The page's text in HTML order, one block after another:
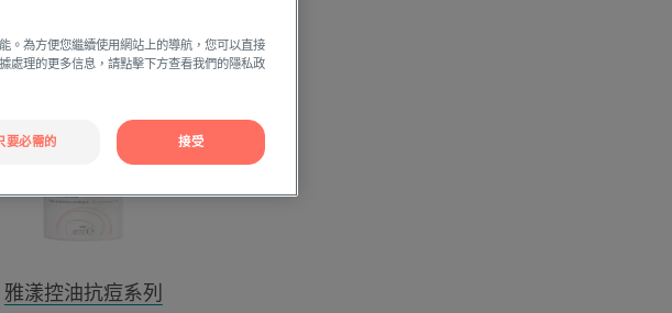
漾
控
華
雅漾控油抗痘系列
。為方便您繼續使用網站上的導航，您可以直接
處理的更多信息，請點擊下方查看我們的隱私政
要必需的 接受